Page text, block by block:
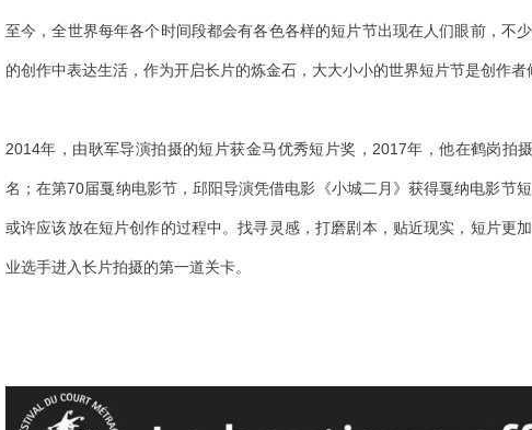
至今，全世界每年各个时间段都会有各色各样的短片节出现在人们眼前，不
的创作中表达生活，作为开启长片的炼金石，大大小小的世界短片节是创作者
2014年，由耿军导演拍摄的短片获金马优秀短片奖，2017年，他在鹤岗拍
名；在第70届戛纳电影节，邱阳导演凭借电影《小城二月》获得戛纳电影节短
或许应该放在短片创作的过程中。找寻灵感，打磨剧本，贴近现实，短片更
业选手进入长片拍摄的第一道关卡。